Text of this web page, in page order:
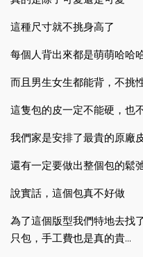
這種尺寸就不挑身高了
每個人背出來都是萌萌哈哈
而且男生女生都能背，不挑
這隻包的皮一定不能硬，也
我們家是安排了最貴的原廠
還有一定要做出整個包的鬆
說實話，這個包真不好做
為了這個版型我們特地去找
只包，手工費也是真的貴...